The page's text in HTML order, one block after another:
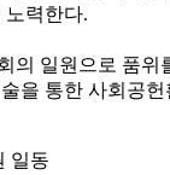
노력한다.
의 일원으로 품위
을 통한 사회공
일동